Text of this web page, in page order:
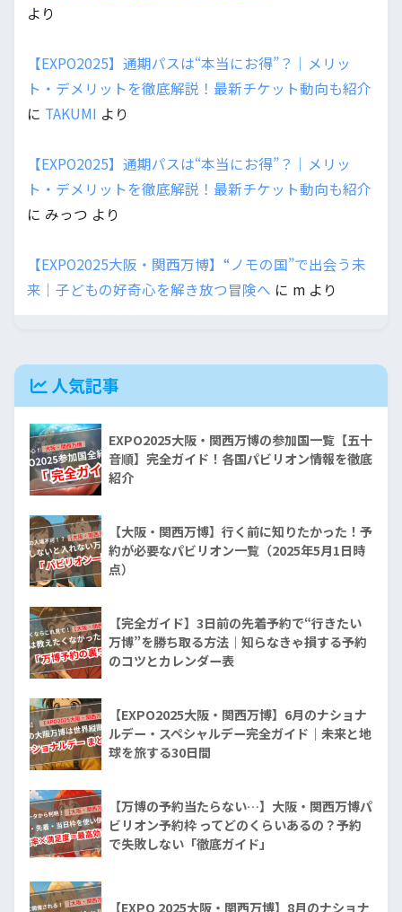
より
【EXPO2025】通期パスは“本当にお得”？｜メリッ
ト・デメリットを徹底解説！最新チケット動向も紹介
に TAKUMI より
【EXPO2025】通期パスは“本当にお得”？｜メリッ
ト・デメリットを徹底解説！最新チケット動向も紹介
に みっつ より
【EXPO2025大阪・関西万博】“ノモの国”で出会う未
来｜子どもの好奇心を解き放つ冒険へ に m より
人気記事
EXPO2025大阪・関西万博の参加国一覧【五十
音順】完全ガイド！各国パビリオン情報を徹底
紹介
【大阪・関西万博】行く前に知りたかった！予
約が必要なパビリオン一覧（2025年5月1日時
点）
【完全ガイド】3日前の先着予約で“行きたい
万博”を勝ち取る方法｜知らなきゃ損する予約
のコツとカレンダー表
【EXPO2025大阪・関西万博】6月のナショナ
ルデー・スペシャルデー完全ガイド｜未来と地
球を旅する30日間
【万博の予約当たらない…】大阪・関西万博パ
ビリオン予約枠 ってどのくらいあるの？予約
で失敗しない「徹底ガイド」
【EXPO 2025大阪・関西万博】8月のナショナ